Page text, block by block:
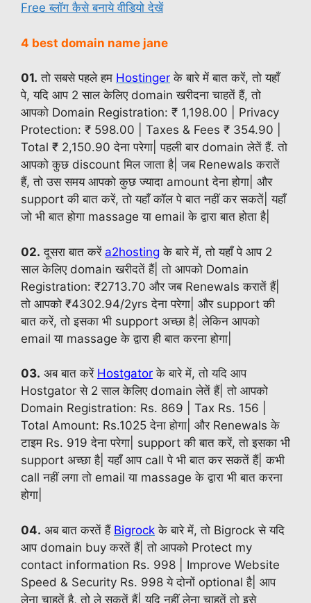
Free ब्लॉग कैसे बनाये वीडियो देखें
4 best domain name jane
01. तो सबसे पहले हम Hostinger के बारे में बात करें, तो यहाँ
पे, यदि आप 2 साल केलिए domain खरीदना चाहतें हैं, तो
आपको Domain Registration: ₹ 1,198.00 | Privacy
Protection: ₹ 598.00 | Taxes & Fees ₹ 354.90 |
Total ₹ 2,150.90 देना परेगा| पहली बार domain लेतें हैं. तो
आपको कुछ discount मिल जाता है| जब Renewals करातें
हैं, तो उस समय आपको कुछ ज्यादा amount देना होगा| और
support की बात करें, तो यहाँ कॉल पे बात नहीं कर सकतें| यहाँ
जो भी बात होगा massage या email के द्वारा बात होता है|
02. दूसरा बात करें a2hosting के बारे में, तो यहाँ पे आप 2
साल केलिए domain खरीदतें हैं| तो आपको Domain
Registration: ₹2713.70 और जब Renewals करातें हैं|
तो आपको ₹4302.94/2yrs देना परेगा| और support की
बात करें, तो इसका भी support अच्छा है| लेकिन आपको
email या massage के द्वारा ही बात करना होगा|
03. अब बात करें Hostgator के बारे में, तो यदि आप
Hostgator से 2 साल केलिए domain लेतें हैं| तो आपको
Domain Registration: Rs. 869 | Tax Rs. 156 |
Total Amount: Rs.1025 देना होगा| और Renewals के
टाइम Rs. 919 देना परेगा| support की बात करें, तो इसका भी
support अच्छा है| यहाँ आप call पे भी बात कर सकतें हैं| कभी
call नहीं लगा तो email या massage के द्वारा भी बात करना
होगा|
04. अब बात करतें हैं Bigrock के बारे में, तो Bigrock से यदि
आप domain buy करतें हैं| तो आपको Protect my
contact information Rs. 998 | Improve Website
Speed & Security Rs. 998 ये दोनों optional है| आप
लेना चाहतें है, तो ले सकतें हैं| यदि नहीं लेना चाहतें तो इसे